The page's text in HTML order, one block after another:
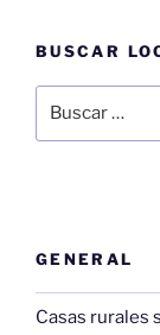
BUSCAR
por:
GENERAL
Casas rurales